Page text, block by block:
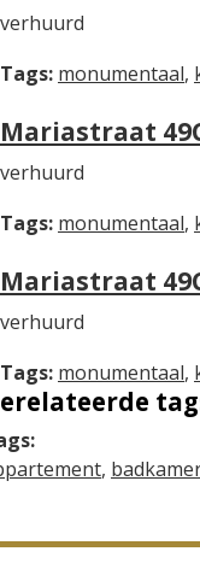
verhuurd
Tags: monumentaal,
Mariastraat
verhuurd
Tags: monumentaal,
Mariastraat
verhuurd
Tags: monumentaal,
,